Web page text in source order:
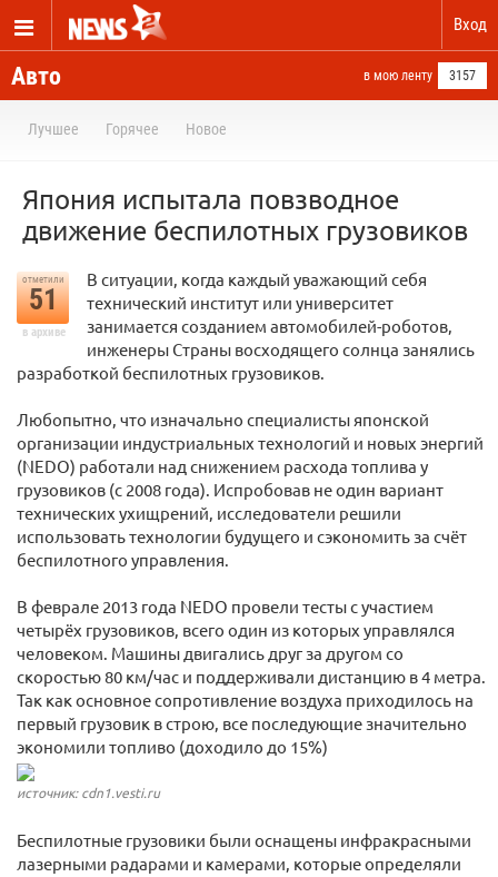
Вход
Авто в мою ленту 3157
Лучшее Горячее Новое
Япония испытала повзводное
движение беспилотных грузовиков
отметили
51
в архиве
В ситуации, когда каждый уважающий себя
технический институт или университет
занимается созданием автомобилей-роботов,
инженеры Страны восходящего солнца занялись
разработкой беспилотных грузовиков.
Любопытно, что изначально специалисты японской
организации индустриальных технологий и новых энергий
(NEDO) работали над снижением расхода топлива у
грузовиков (с 2008 года). Испробовав не один вариант
технических ухищрений, исследователи решили
использовать технологии будущего и сэкономить за счёт
беспилотного управления.
В феврале 2013 года NEDO провели тесты с участием
четырёх грузовиков, всего один из которых управлялся
человеком. Машины двигались друг за другом со
скоростью 80 км/час и поддерживали дистанцию в 4 метра.
Так как основное сопротивление воздуха приходилось на
первый грузовик в строю, все последующие значительно
экономили топливо (доходило до 15%)
источник: cdn1.vesti.ru
Беспилотные грузовики были оснащены инфракрасными
лазерными радарами и камерами, которые определяли